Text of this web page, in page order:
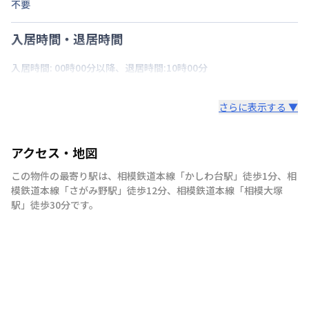
不要
入居時間・退居時間
入居時間: 00時00分以降、退居時間:10時00分
さらに表示する ▼
アクセス・地図
この物件の最寄り駅は、 相模鉄道本線 「かしわ台駅 」 徒歩1分、 相
模鉄道本線 「さがみ野駅 」 徒歩12分、 相模鉄道本線 「相模大塚
駅 」 徒歩30分です。